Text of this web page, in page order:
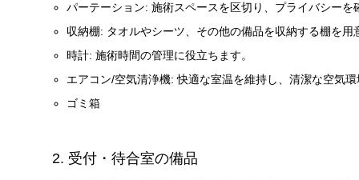
パーテーション: 施術スペースを区切り、プライバシー
収納棚: タオルやシーツ、その他の備品を収納する棚を用
時計: 施術時間の管理に役立ちます。
エアコン/空気清浄機: 快適な室温を維持し、清潔な空気
ゴミ箱
2. 受付・待合室の備品